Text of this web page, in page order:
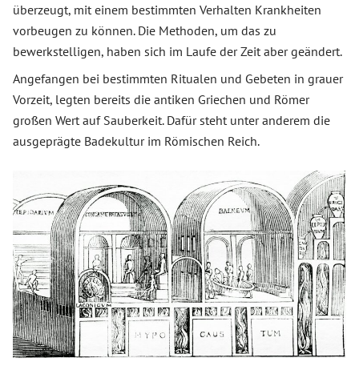
überzeugt, mit einem bestimmten Verhalten Krankheiten
vorbeugen zu können. Die Methoden, um das zu
bewerkstelligen, haben sich im Laufe der Zeit aber geändert.
Angefangen bei bestimmten Ritualen und Gebeten in grauer
Vorzeit, legten bereits die antiken Griechen und Römer
großen Wert auf Sauberkeit. Dafür steht unter anderem die
ausgeprägte Badekultur im Römischen Reich.